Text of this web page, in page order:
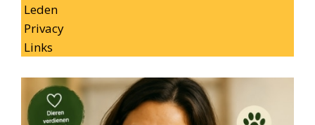
Leden
Privacy
Links